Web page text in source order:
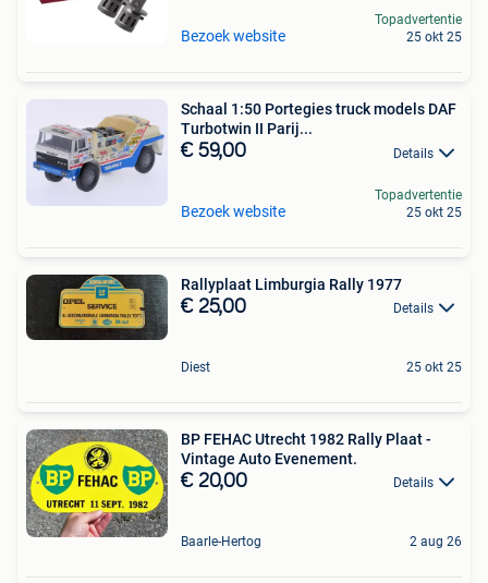
Bezoek website
Topadvertentie
25 okt 25
Schaal 1:50 Portegies truck models DAF
Turbotwin II Parij...
€ 59,00 Details
Bezoek website
Topadvertentie
25 okt 25
Rallyplaat Limburgia Rally 1977
€ 25,00 Details
Diest 25 okt 25
BP FEHAC Utrecht 1982 Rally Plaat -
Vintage Auto Evenement.
€ 20,00 Details
Baarle-Hertog 2 aug 26